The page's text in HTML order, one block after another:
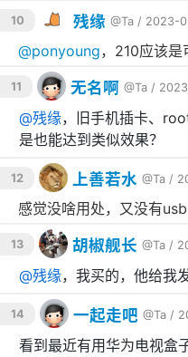
10 残缘 @Ta / 2023-
@ponyoung，210应该是
11 无名啊 @Ta /
@残缘，旧手机插卡、
是也能达到类似效果？
12 上善若水 @Ta /
感觉没啥用处，又没有usb
13 胡椒舰长 @Ta /
@残缘，我买的，他给我
14 一起走吧 @Ta /
看到最近有用华为电视盒